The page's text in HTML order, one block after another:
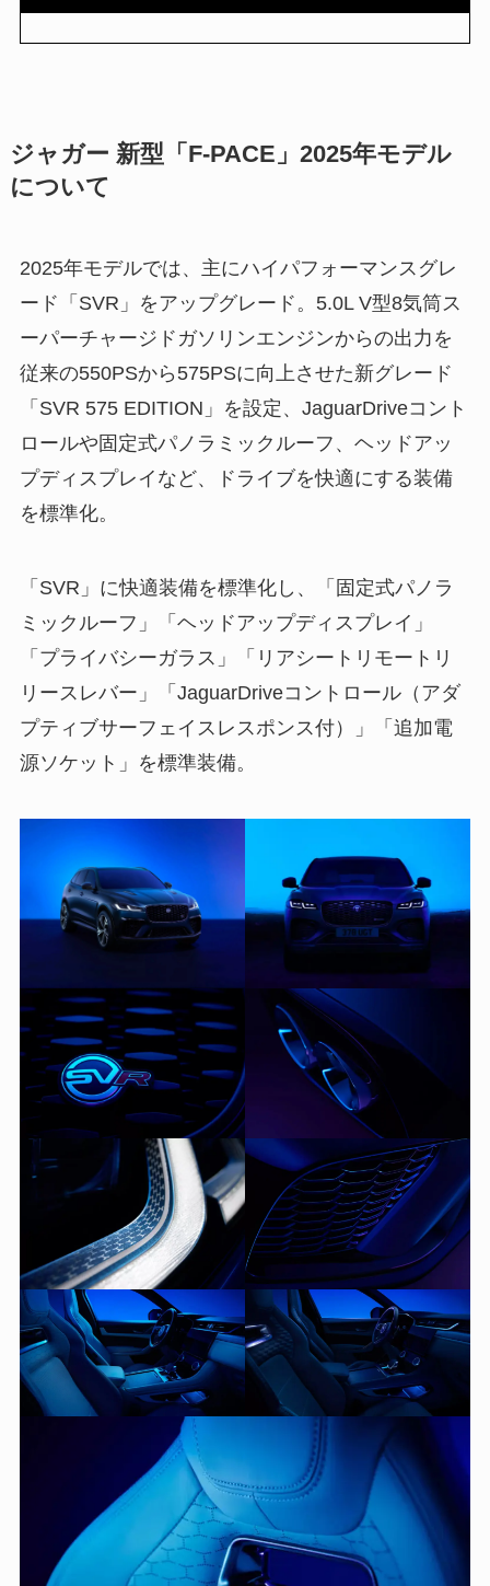
ジャガー 新型「F-PACE」2025年モデル
について
2025年モデルでは、主にハイパフォーマンスグレ
ード「SVR」をアップグレード。5.0L V型8気筒ス
ーパーチャージドガソリンエンジンからの出力を
従来の550PSから575PSに向上させた新グレード
「SVR 575 EDITION」を設定、JaguarDriveコント
ロールや固定式パノラミックルーフ、ヘッドアッ
プディスプレイなど、ドライブを快適にする装備
を標準化。
「SVR」に快適装備を標準化し、「固定式パノラ
ミックルーフ」「ヘッドアップディスプレイ」
「プライバシーガラス」「リアシートリモートリ
リースレバー」「JaguarDriveコントロール（アダ
プティブサーフェイスレスポンス付）」「追加電
源ソケット」を標準装備。